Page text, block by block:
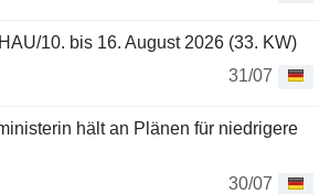
10. bis 16. August 2026 (33. KW)
31/07
hält an Plänen für niedrigere
30/07